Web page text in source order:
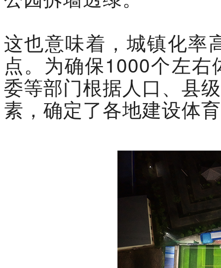
这也意味着，城镇化率
点。为确保1000个左
委等部门根据人口、县
素，确定了各地建设体